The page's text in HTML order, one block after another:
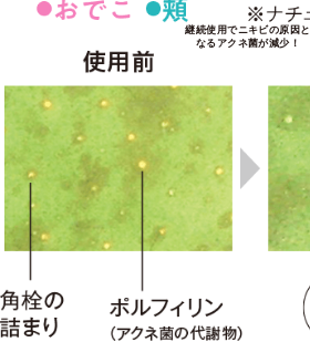
継続使用でニキビの原因と
なるアクネ菌が減少！